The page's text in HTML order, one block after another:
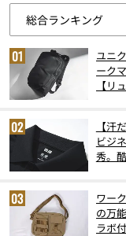
ユニ
ーク
【リ
【汗
ビジ
秀。
ワー
の万
ラボ